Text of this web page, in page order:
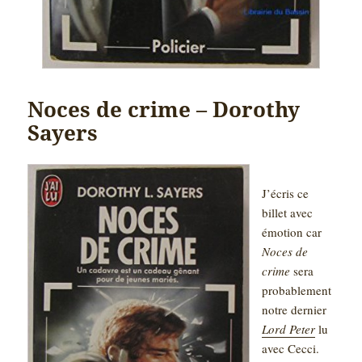
Noces de crime – Dorothy
Sayers
J’écris ce
billet avec
émotion car
Noces de
crime sera
probablement
notre dernier
Lord Peter lu
avec Cecci.